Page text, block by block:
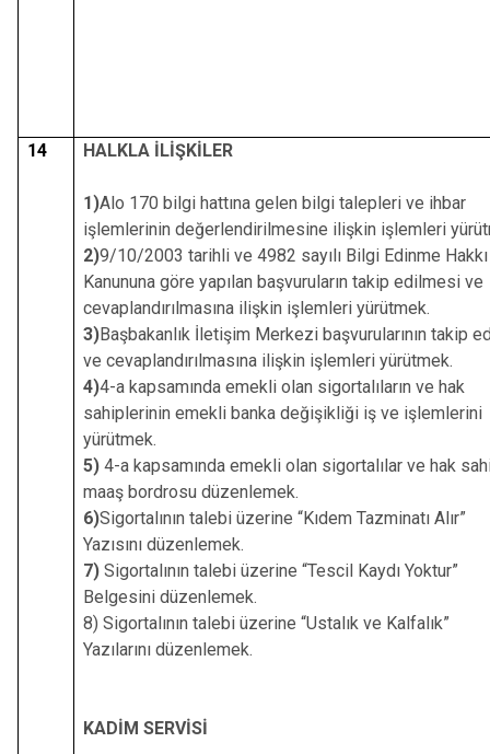
14 HALKLA İLİŞKİLER
1)Alo 170 bilgi hattına gelen bilgi talepleri ve ihbar
işlemlerinin değerlendirilmesine ilişkin işlemleri
2)9/10/2003 tarihli ve 4982 sayılı Bilgi Edinme Hakkı
Kanununa göre yapılan başvuruların takip edilmesi ve
cevaplandırılmasına ilişkin işlemleri yürütmek.
3)Başbakanlık İletişim Merkezi başvurularının takip
ve cevaplandırılmasına ilişkin işlemleri yürütmek.
4)4-a kapsamında emekli olan sigortalıların ve hak
sahiplerinin emekli banka değişikliği iş ve işlemlerini
yürütmek.
5)4-a kapsamında emekli olan sigortalılar ve hak
maaş bordrosu düzenlemek.
6)Sigortalının talebi üzerine “Kıdem Tazminatı Alır”
Yazısını düzenlemek.
7)Sigortalının talebi üzerine “Tescil Kaydı Yoktur”
Belgesini düzenlemek.
8) Sigortalının talebi üzerine “Ustalık ve Kalfalık”
Yazılarını düzenlemek.
KADİM SERVİSİ